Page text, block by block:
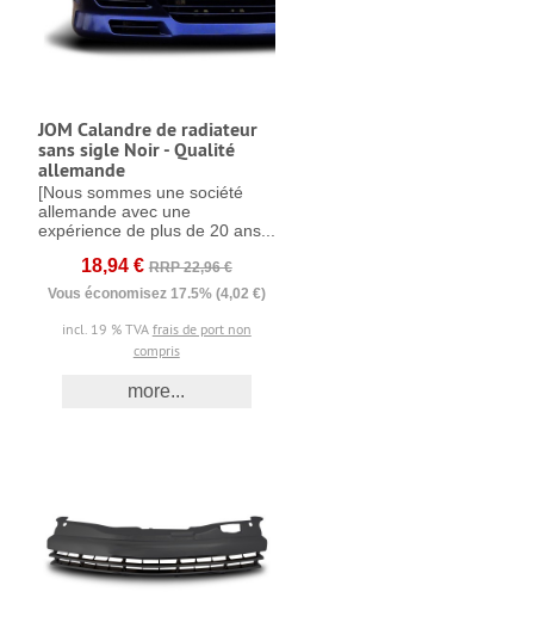
JOM Calandre de radiateur
sans sigle Noir - Qualité
allemande
[Nous sommes une société
allemande avec une
expérience de plus de 20 ans...
18,94 € RRP 22,96 €
Vous économisez 17.5% (4,02 €)
incl. 19 % TVA frais de port non
compris
more...